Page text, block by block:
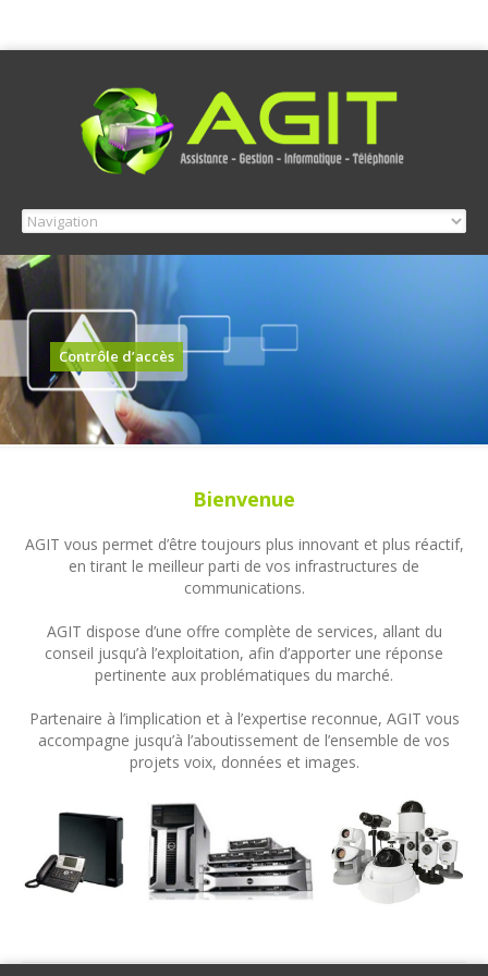
Contrôle d’accès
Bienvenue
AGIT vous permet d’être toujours plus innovant et plus réactif,
en tirant le meilleur parti de vos infrastructures de
communications.
AGIT dispose d’une offre complète de services, allant du
conseil jusqu’à l’exploitation, afin d’apporter une réponse
pertinente aux problématiques du marché.
Partenaire à l’implication et à l’expertise reconnue, AGIT vous
accompagne jusqu’à l’aboutissement de l’ensemble de vos
projets voix, données et images.